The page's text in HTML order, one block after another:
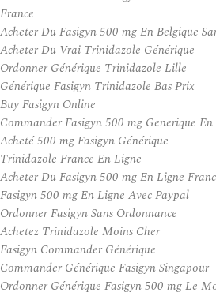
France
Acheter Du Fasigyn 500 mg En Belgique
Acheter Du Vrai Trinidazole Générique
Ordonner Générique Trinidazole Lille
Générique Fasigyn Trinidazole Bas Prix
Buy Fasigyn Online
Commander Fasigyn 500 mg Generique En
Acheté 500 mg Fasigyn Générique
Trinidazole France En Ligne
Acheter Du Fasigyn 500 mg En Ligne
Fasigyn 500 mg En Ligne Avec Paypal
Ordonner Fasigyn Sans Ordonnance
Achetez Trinidazole Moins Cher
Fasigyn Commander Générique
Commander Générique Fasigyn Singapour
Ordonner Générique Fasigyn 500 mg Le